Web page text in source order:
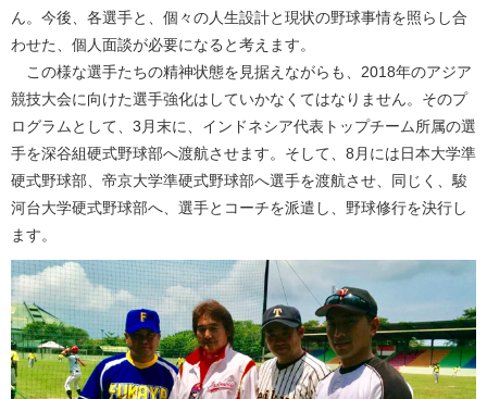
ん。今後、各選手と、個々の人生設計と現状の野球事情を照らし合
わせた、個人面談が必要になると考えます。
この様な選手たちの精神状態を見据えながらも、2018年のアジア
競技大会に向けた選手強化はしていかなくてはなりません。そのプ
ログラムとして、3月末に、インドネシア代表トップチーム所属の選
手を深谷組硬式野球部へ渡航させます。そして、8月には日本大学準
硬式野球部、帝京大学準硬式野球部へ選手を渡航させ、同じく、駿
河台大学硬式野球部へ、選手とコーチを派遣し、野球修行を決行し
ます。